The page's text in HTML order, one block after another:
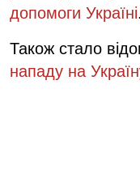
допомоги Україні.
Також стало
нападу на